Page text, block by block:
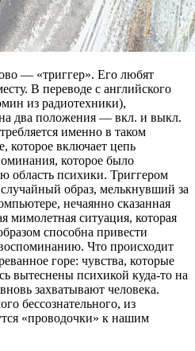
— «триггер». Его любят
В переводе с английского
из радиотехники),
два положения — вкл. и выкл.
именно в таком
которое включает цепь
которое было
область психики. Триггером
образ, мелькнувший за
нечаянно сказанная
мимолетная ситуация, которая
способна привести
Что происходит
горе: чувства, которые
вытеснены психикой куда-то на
захватывают человека.
бессознательного, из
«проводочки» к нашим